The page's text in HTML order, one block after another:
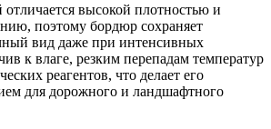
высокой плотностью и
поэтому бордюр сохраняет
вид даже при интенсивных
к влаге, резким перепадам температур
реагентов, что делает его
для дорожного и ландшафтного